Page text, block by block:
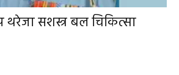
थरेजा सशस्त्र बल चिकित्सा